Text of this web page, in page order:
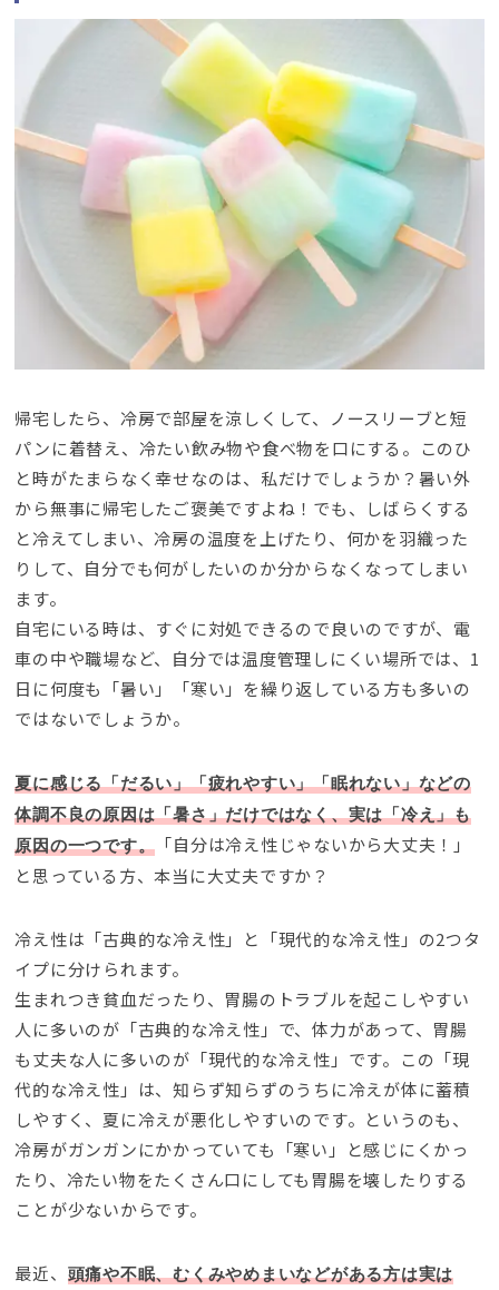
帰宅したら、冷房で部屋を涼しくして、ノースリーブと短
パンに着替え、冷たい飲み物や食べ物を口にする。このひ
と時がたまらなく幸せなのは、私だけでしょうか？暑い外
から無事に帰宅したご褒美ですよね！でも、しばらくする
と冷えてしまい、冷房の温度を上げたり、何かを羽織った
りして、自分でも何がしたいのか分からなくなってしまい
ます。
自宅にいる時は、すぐに対処できるので良いのですが、電
車の中や職場など、自分では温度管理しにくい場所では、1
日に何度も「暑い」「寒い」を繰り返している方も多いの
ではないでしょうか。
夏に感じる「だるい」「疲れやすい」「眠れない」などの
体調不良の原因は「暑さ」だけではなく、実は「冷え」も
原因の一つです。 「自分は冷え性じゃないから大丈夫！」
と思っている方、本当に大丈夫ですか？
冷え性は「古典的な冷え性」と「現代的な冷え性」の2つタ
イプに分けられます。
生まれつき貧血だったり、胃腸のトラブルを起こしやすい
人に多いのが「古典的な冷え性」で、体力があって、胃腸
も丈夫な人に多いのが「現代的な冷え性」です。この「現
代的な冷え性」は、知らず知らずのうちに冷えが体に蓄積
しやすく、夏に冷えが悪化しやすいのです。というのも、
冷房がガンガンにかかっていても「寒い」と感じにくかっ
たり、冷たい物をたくさん口にしても胃腸を壊したりする
ことが少ないからです。
最近、 頭痛や不眠、むくみやめまいなどがある方は実は